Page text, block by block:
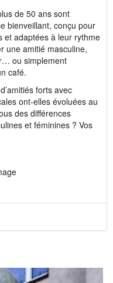
de 50 ans sont
bienveillant, conçu pour
et adaptées à leur rythme
une amitié masculine,
ou simplement
café.
forts avec
ont-elles évoluées au
des différences
et féminines ? Vos